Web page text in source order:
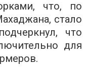
что, по
стало
что
для